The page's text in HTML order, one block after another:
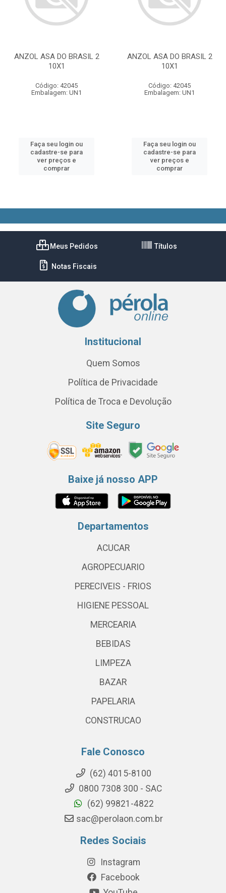
ANZOL ASA DO BRASIL 2
10X1
Código: 42045
Embalagem: UN1
Faça seu login ou
cadastre-se para
ver preços e
comprar
ANZOL ASA DO BRASIL 2
10X1
Código: 42045
Embalagem: UN1
Faça seu login ou
cadastre-se para
ver preços e
comprar
Meus Pedidos Títulos
Notas Fiscais
Institucional
Quem Somos
Política de Privacidade
Política de Troca e Devolução
Site Seguro
Baixe já nosso APP
Departamentos
ACUCAR
AGROPECUARIO
PERECIVEIS - FRIOS
HIGIENE PESSOAL
MERCEARIA
BEBIDAS
LIMPEZA
BAZAR
PAPELARIA
CONSTRUCAO
Fale Conosco
(62) 4015-8100
0800 7308 300 - SAC
(62) 99821-4822
sac@perolaon.com.br
Redes Sociais
Instagram
Facebook